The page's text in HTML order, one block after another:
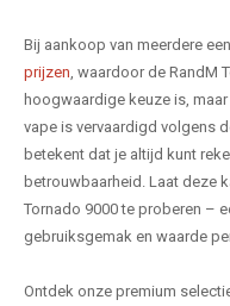
Bij aankoop van meerdere
prijzen , waardoor de RandM
hoogwaardige keuze is,
vape is vervaardigd volgens
betekent dat je altijd kunt
betrouwbaarheid. Laat deze
Tornado 9000 te proberen –
gebruiksgemak en waarde
Ontdek onze premium